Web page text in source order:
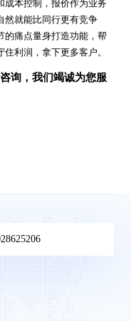
成本控制，报价作为业务
然就能比同行更有竞争
的痛点量身打造功能，帮
利润，拿下更多客户。
询，我们竭诚为您服